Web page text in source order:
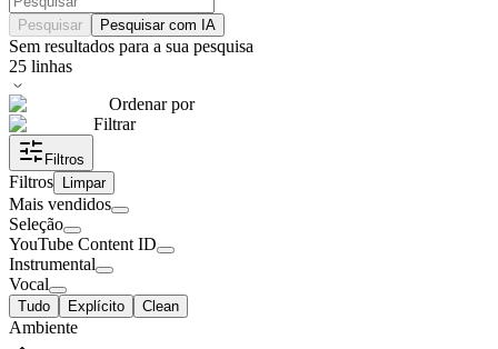
Pesquisar Pesquisar com IA
Sem resultados para a sua pesquisa
25 linhas
Ordenar por
Filtrar
Filtros
Filtros Limpar
Mais vendidos
Seleção
YouTube Content ID
Instrumental
Vocal
Tudo Explícito Clean
Ambiente